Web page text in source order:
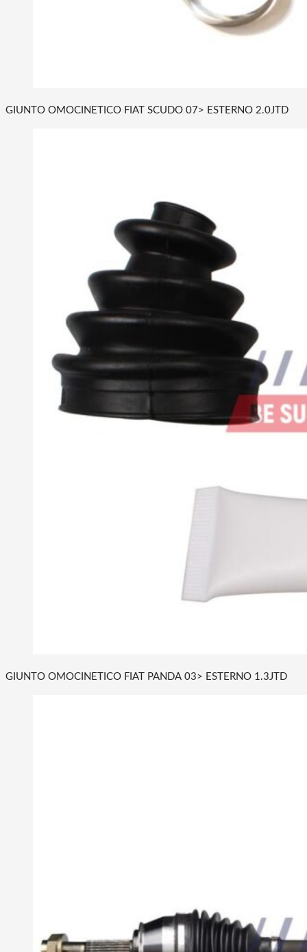
GIUNTO OMOCINETICO FIAT SCUDO 07> ESTERNO 2.0JTD
GIUNTO OMOCINETICO FIAT PANDA 03> ESTERNO 1.3JTD